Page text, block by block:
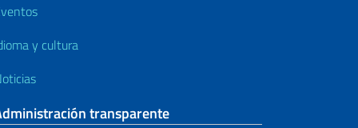
y cultura
transparente